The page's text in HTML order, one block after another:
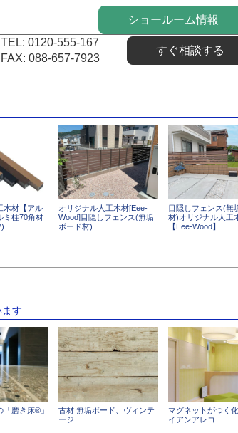
ショールーム情報
TEL: 0120-555-167
FAX: 088-657-7923
すぐ相談する
木材【アル
ミ柱70角材
オリジナル人工木材[Eee-
Wood]目隠しフェンス(無垢
ボード材)
目隠しフェンス(無
材)オリジナル人工
【Eee-Wood】
す
「磨き床®」
古材 無垢ボード、ヴィンテ
ージ
マグネットがつく
イアンアレコ